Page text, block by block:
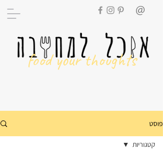
food your thoughts
פוסט
קטגוריות